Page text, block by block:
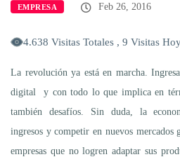
EMPRESA Feb 26, 2016
4.638 Visitas Totales , 9 Visitas
La revolución ya está en marcha.
digital y con todo lo que implica en
también desafíos. Sin duda, la
ingresos y competir en nuevos mercados
empresas que no logren adaptar sus